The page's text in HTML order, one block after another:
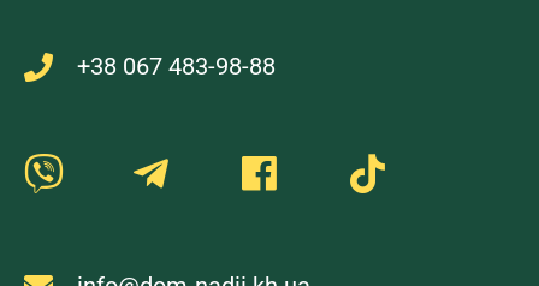
+38 067 483-98-88